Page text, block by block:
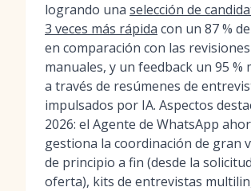
logrando una selección de
3 veces más rápida con un 87 %
en comparación con las revisiones
manuales, y un feedback un 95 %
a través de resúmenes de
impulsados por IA. Aspectos
2026: el Agente de WhatsApp
gestiona la coordinación de gran
de principio a fin (desde la
oferta), kits de entrevistas